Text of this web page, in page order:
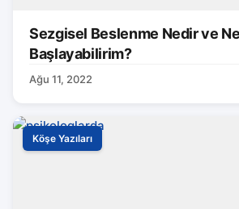
Sezgisel Beslenme Nedir ve
Başlayabilirim?
Ağu 11, 2022
Köşe Yazıları